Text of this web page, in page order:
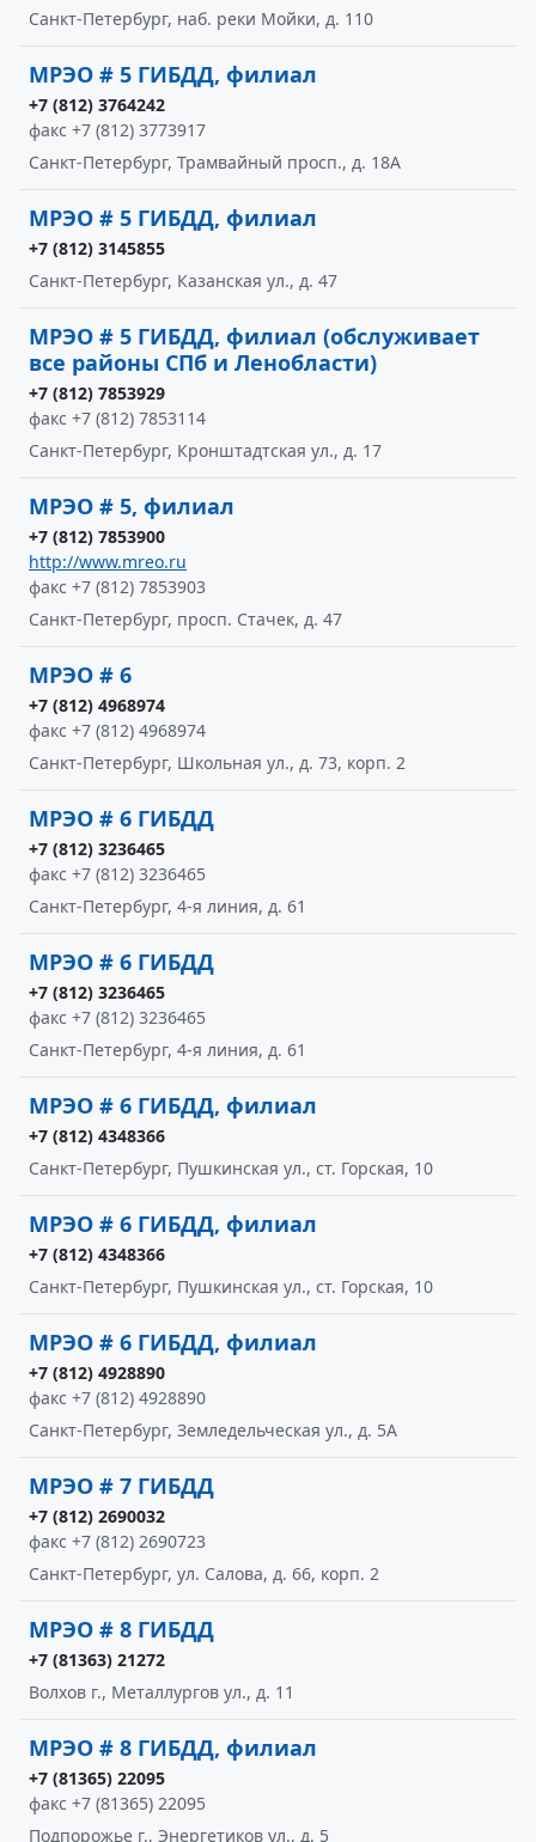
Санкт-Петербург, наб. реки Мойки, д. 110
МРЭО # 5 ГИБДД, филиал
+7 (812) 3764242
факс +7 (812) 3773917
Санкт-Петербург, Трамвайный просп., д. 18А
МРЭО # 5 ГИБДД, филиал
+7 (812) 3145855
Санкт-Петербург, Казанская ул., д. 47
МРЭО # 5 ГИБДД, филиал (обслуживает
все районы СПб и Ленобласти)
+7 (812) 7853929
факс +7 (812) 7853114
Санкт-Петербург, Кронштадтская ул., д. 17
МРЭО # 5, филиал
+7 (812) 7853900
http://www.mreo.ru
факс +7 (812) 7853903
Санкт-Петербург, просп. Стачек, д. 47
МРЭО # 6
+7 (812) 4968974
факс +7 (812) 4968974
Санкт-Петербург, Школьная ул., д. 73, корп. 2
МРЭО # 6 ГИБДД
+7 (812) 3236465
факс +7 (812) 3236465
Санкт-Петербург, 4-я линия, д. 61
МРЭО # 6 ГИБДД
+7 (812) 3236465
факс +7 (812) 3236465
Санкт-Петербург, 4-я линия, д. 61
МРЭО # 6 ГИБДД, филиал
+7 (812) 4348366
Санкт-Петербург, Пушкинская ул., ст. Горская, 10
МРЭО # 6 ГИБДД, филиал
+7 (812) 4348366
Санкт-Петербург, Пушкинская ул., ст. Горская, 10
МРЭО # 6 ГИБДД, филиал
+7 (812) 4928890
факс +7 (812) 4928890
Санкт-Петербург, Земледельческая ул., д. 5А
МРЭО # 7 ГИБДД
+7 (812) 2690032
факс +7 (812) 2690723
Санкт-Петербург, ул. Салова, д. 66, корп. 2
МРЭО # 8 ГИБДД
+7 (81363) 21272
Волхов г., Металлургов ул., д. 11
МРЭО # 8 ГИБДД, филиал
+7 (81365) 22095
факс +7 (81365) 22095
Подпорожье г., Энергетиков ул., д. 5